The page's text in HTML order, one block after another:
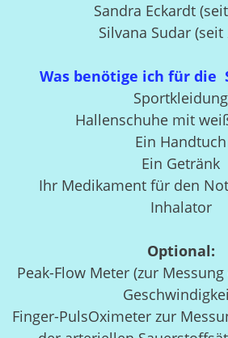
Sandra Eckardt
Silvana Sudar (seit
Was benötige ich für die
Sportkleidung
Hallenschuhe mit
Ein Handtuch
Ein Getränk
Ihr Medikament für den
Inhalator
Optional:
Peak-Flow Meter (zur
Finger-PulsOximeter zur